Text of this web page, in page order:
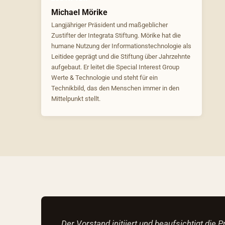
Michael Mörike
Langjähriger Präsident und maßgeblicher
Zustifter der Integrata Stiftung. Mörike hat die
humane Nutzung der Informationstechnologie als
Leitidee geprägt und die Stiftung über Jahrzehnte
aufgebaut. Er leitet die Special Interest Group
Werte & Technologie und steht für ein
Technikbild, das den Menschen immer in den
Mittelpunkt stellt.